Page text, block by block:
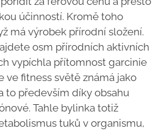
účinností. Kromě toho
má výrobek přírodní složení.
osm přírodních aktivních
vypíchla přítomnost garcinie
ve fitness světě známá jako
to především díky obsahu
Tahle bylinka totiž
tuků v organismu,